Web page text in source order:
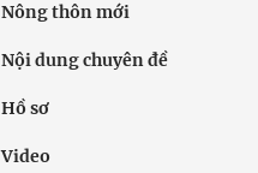
Nông thôn mới
Nội dung chuyên đề
Hồ sơ
Video